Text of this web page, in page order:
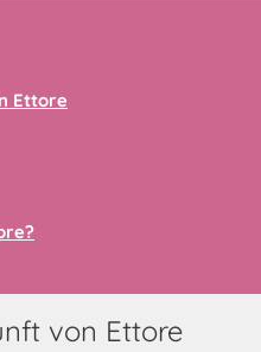
Ettore
von Ettore